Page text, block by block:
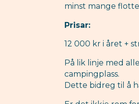
minst mange
Prisar:
12 000 kr i året +
På lik linje med
campingplass.
Dette bidreg til å